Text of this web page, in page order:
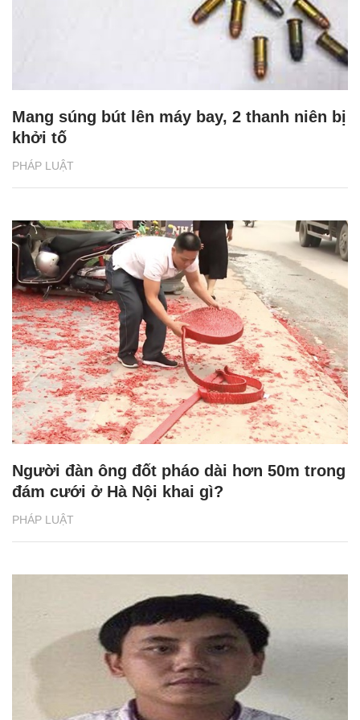
PHÁP LUẬT
Mang súng bút lên máy bay, 2 thanh niên bị
khởi tố
PHÁP LUẬT
Người đàn ông đốt pháo dài hơn 50m trong
đám cưới ở Hà Nội khai gì?